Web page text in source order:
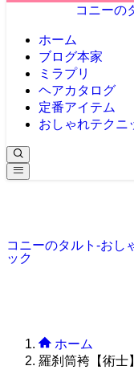
コニーの
ホーム
ブログ本家
ミラプリ
ヘアカタログ
定番アイテム
おしゃれテクニ
コニーのタルト-おし
ック
ホーム
羅刹筒袴【術士】